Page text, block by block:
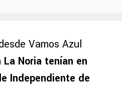
Vamos Azul
La Noria tenían en
Independiente de